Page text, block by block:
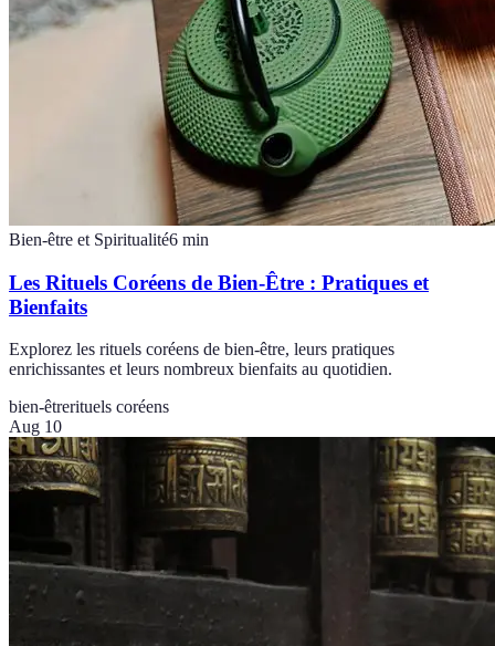
Bien-être et Spiritualité6 min
Les Rituels Coréens de Bien-Être : Pratiques et
Bienfaits
Explorez les rituels coréens de bien-être, leurs pratiques
enrichissantes et leurs nombreux bienfaits au quotidien.
bien-êtrerituels coréens
Aug 10